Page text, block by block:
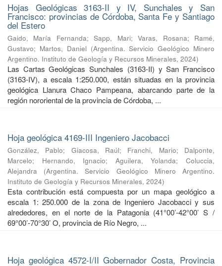
Hojas Geológicas 3163-II y IV, Sunchales y San
Francisco: provincias de Córdoba, Santa Fe y Santiago
del Estero
Gaido, María Fernanda;Sapp, Mari;Varas, Rosana; Ramé,
Gustavo; Martos, Daniel (Argentina. Servicio Geológico Minero
Argentino. Instituto de Geología y Recursos Minerales, 2024)
Las Cartas Geológicas Sunchales (3163-II) y San Francisco
(3163-IV), a escala 1:250.000, están situadas en la provincia
geológica Llanura Chaco Pampeana, abarcando parte de la
región nororiental de la provincia de Córdoba, ...
Hoja geológica 4169-III Ingeniero Jacobacci
González, Pablo; Giacosa, Raúl; Franchi, Mario; Dalponte,
Marcelo; Hernando, Ignacio; Aguilera, Yolanda;Coluccia,
Alejandra
(Argentina. Servicio Geológico Minero Argentino.
Instituto de Geología y Recursos Minerales, 2024)
Esta contribución está compuesta por un mapa geológico a
escala 1: 250.000 de la zona de Ingeniero Jacobacci y sus
alrededores, en el norte de la Patagonia (41°00’-42°00’ S /
69°00’-70°30’ O, provincia de Río Negro, ...
Hoja geológica 4572-I/II Gobernador Costa, Provincia